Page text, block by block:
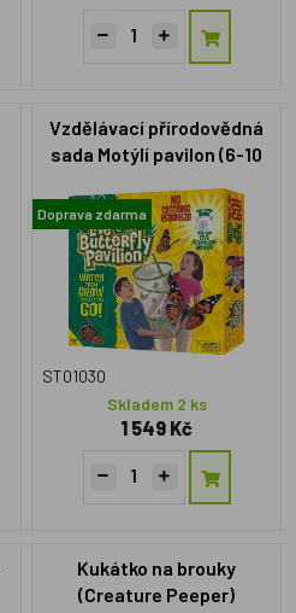
Vzdělávací přírodovědná
sada Motýlí pavilon (6-10
Doprava zdarma
ST01030
Skladem 2 ks
1 549 Kč
Kukátko na brouky
(Creature Peeper)